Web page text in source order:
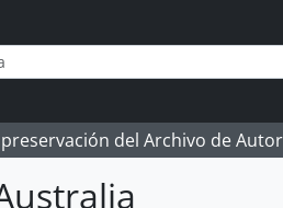
del Archivo de